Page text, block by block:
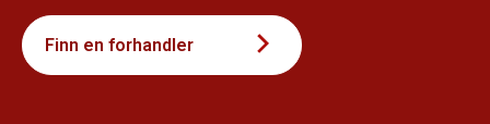
Finn en forhandler